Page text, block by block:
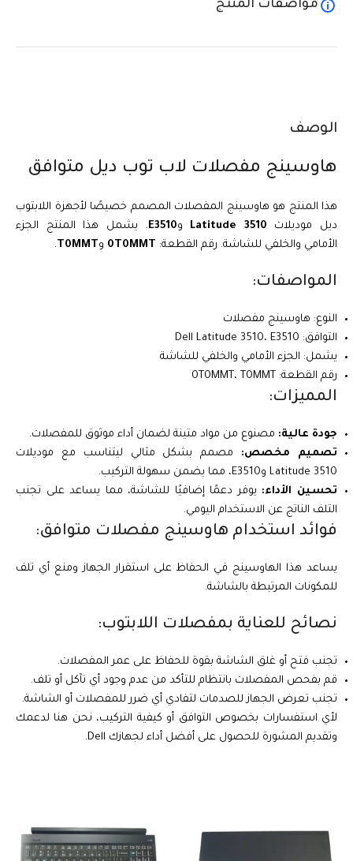
الوصف
هاوسينج مفصلات لاب توب ديل متوافق
هذا المنتج هو هاوسينج المفصلات المصمم خصيصًا لأجهزة اللابتوب
ديل موديلات Latitude 3510 وE3510. يشمل هذا المنتج الجزء
الأمامي والخلفي للشاشة. رقم القطعة: 0T0MMT و T0MMT
.
المواصفات:
النوع: هاوسينج مفصلات
التوافق: Dell Latitude 3510، E3510
يشمل: الجزء الأمامي والخلفي للشاشة
رقم القطعة: 0T0MMT، T0MMT
المميزات:
جودة عالية: مصنوع من مواد متينة لضمان أداء موثوق للمفصلات.
تصميم مخصص: مصمم بشكل مثالي ليتناسب مع موديلات
Latitude 3510 وE3510، مما يضمن سهولة التركيب.
تحسين الأداء: يوفر دعمًا إضافيًا للشاشة، مما يساعد على تجنب
التلف الناتج عن الاستخدام اليومي.
فوائد استخدام هاوسينج مفصلات متوافق:
يساعد هذا الهاوسينج في الحفاظ على استقرار الجهاز ومنع أي تلف
للمكونات المرتبطة بالشاشة.
نصائح للعناية بمفصلات اللابتوب:
تجنب فتح أو غلق الشاشة بقوة للحفاظ على عمر المفصلات.
قم بفحص المفصلات بانتظام للتأكد من عدم وجود أي تآكل أو تلف.
تجنب تعرض الجهاز للصدمات لتفادي أي ضرر للمفصلات أو الشاشة.
لأي استفسارات بخصوص التوافق أو كيفية التركيب، نحن هنا لدعمك
وتقديم المشورة للحصول على أفضل أداء لجهازك Dell.
مواصفات المنتج